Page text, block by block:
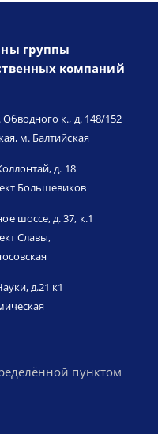
группы
компаний
к., д. 148/152
м. Балтийская
д. 18
Большевиков
шоссе, д. 37, к.1
Славы,
д.21 к1
пунктом